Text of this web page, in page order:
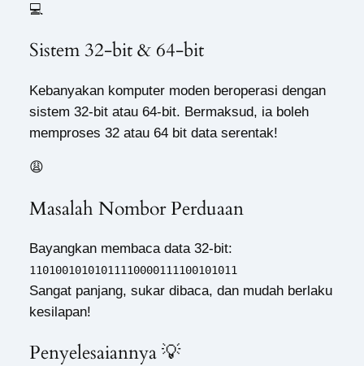
💻
Sistem 32-bit & 64-bit
Kebanyakan komputer moden beroperasi dengan
sistem 32-bit atau 64-bit. Bermaksud, ia boleh
memproses 32 atau 64 bit data serentak!
😩
Masalah Nombor Perduaan
Bayangkan membaca data 32-bit:
11010010101011110000111100101011
Sangat panjang, sukar dibaca, dan mudah berlaku
kesilapan!
Penyelesaiannya 💡